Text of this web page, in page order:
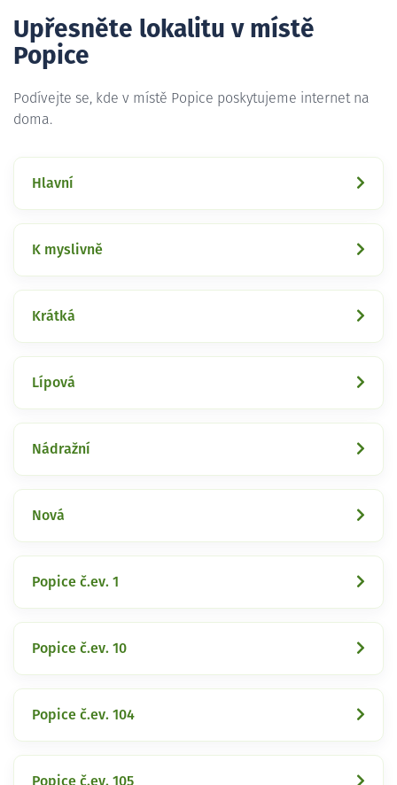
Upřesněte lokalitu v místě
Popice
Podívejte se, kde v místě Popice poskytujeme internet na
doma.
Hlavní
K myslivně
Krátká
Lípová
Nádražní
Nová
Popice č.ev. 1
Popice č.ev. 10
Popice č.ev. 104
Popice č.ev. 105